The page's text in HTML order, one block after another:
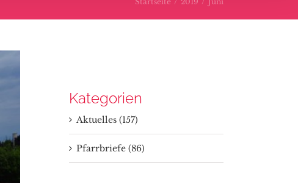
Kategorien
Aktuelles (157)
Pfarrbriefe (86)